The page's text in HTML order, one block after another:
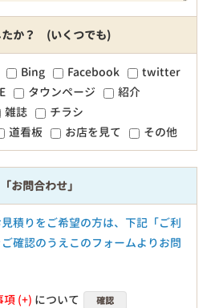
たか？ (いくつでも)
Bing Facebook
twitter
タウンページ
紹介
雑誌
チラシ
道看板 お店を見て その他
「お問合わせ」
積りをご希望の方は、下記「ご利
確認のうえこのフォームよりお問
項 について 確認